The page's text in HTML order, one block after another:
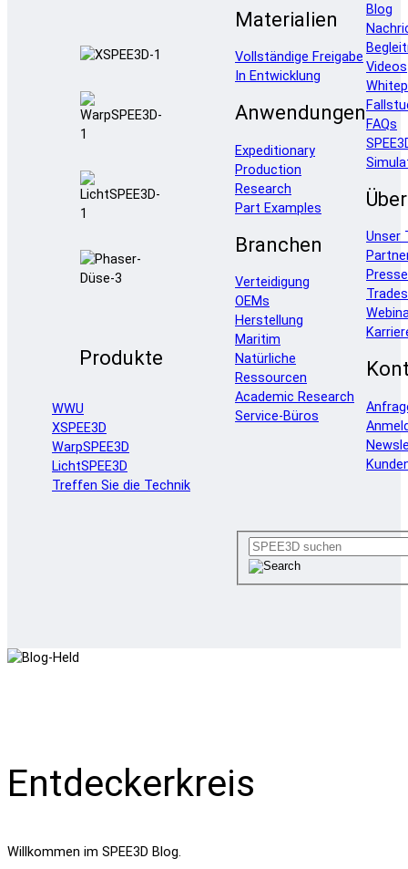
Produkte
WWU
XSPEE3D
WarpSPEE3D
LichtSPEE3D
Treffen Sie die Technik
Materialien
Vollständige Freigabe
In Entwicklung
Anwendungen
Expeditionary
Production
Research
Part Examples
Branchen
Verteidigung
OEMs
Herstellung
Maritim
Natürliche
Ressourcen
Academic Research
Service-Büros
Blog
Videos
FAQs
Über
Unser
Entdeckerkreis
Willkommen im SPEE3D Blog.